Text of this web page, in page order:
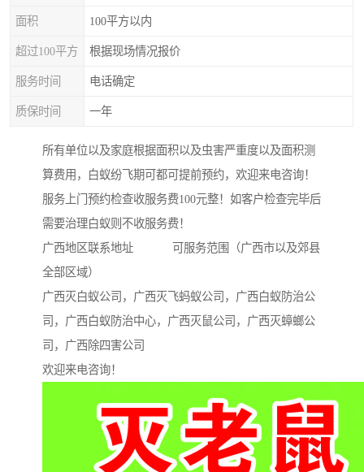
面积 100平方以内
超过100平方 根据现场情况报价
服务时间 电话确定
质保时间 一年
所有单位以及家庭根据面积以及虫害严重度以及面积测
算费用，白蚁纷飞期可都可提前预约，欢迎来电咨询！
服务上门预约检查收服务费100元整！如客户检查完毕后
需要治理白蚁则不收服务费！
广西地区联系地址 可服务范围（广西市以及郊县
全部区域）
广西灭白蚁公司，广西灭飞蚂蚁公司，广西白蚁防治公
司，广西白蚁防治中心，广西灭鼠公司，广西灭蟑螂公
司，广西除四害公司
欢迎来电咨询！